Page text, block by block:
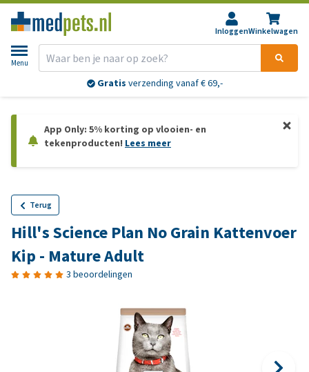
InloggenWinkelwagen
Menu
Gratis verzending vanaf € 69,-
App Only: 5% korting op vlooien- en
tekenproducten! Lees meer
Terug
Hill's Science Plan No Grain Kattenvoer
Kip - Mature Adult
3 beoordelingen